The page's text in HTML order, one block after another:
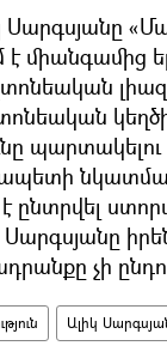
Սարգսյանը
է միանգամից
չի
Ալիկ